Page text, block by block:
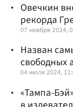
Овечкин
рекорда
07 ноября 2024,
Назван
свободных
04 июля 2024,
«Тампа-